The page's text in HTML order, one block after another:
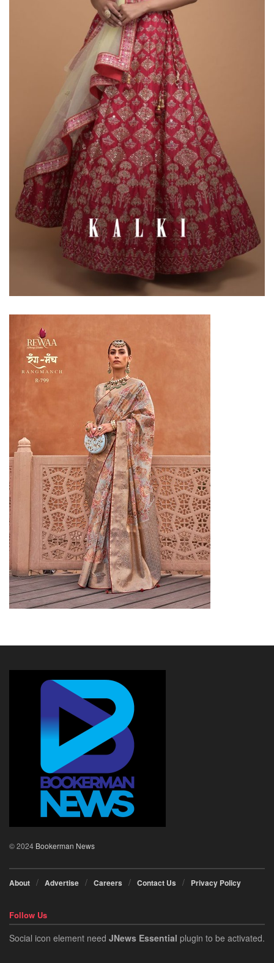
© 2024 Bookerman News
About Advertise Careers Contact Us Privacy Policy
Follow Us
Social icon element need JNews Essential plugin to be activated.